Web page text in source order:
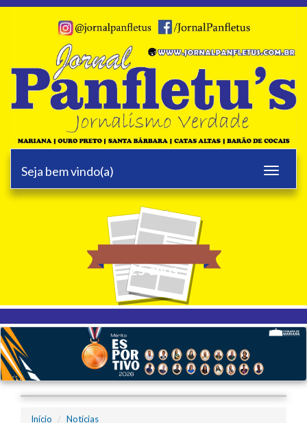
Toggle
Seja bem vindo(a)
25 anos
Início
Notícias